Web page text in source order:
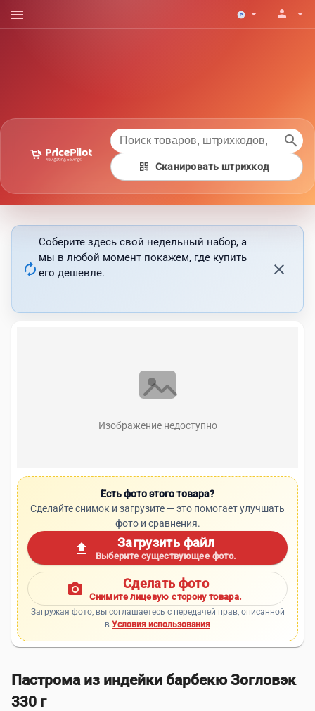
menu arrow_drop_down person arrow_drop_down
search
qr_code Сканировать штрихкод
autorenew
Соберите здесь свой недельный набор, а
мы в любой момент покажем, где купить
его дешевле.
close
Изображение недоступно
Есть фото этого товара?
Сделайте снимок и загрузите — это помогает улучшать
фото и сравнения.
upload Загрузить файл
Выберите существующее фото.
photo_camera Сделать фото
Снимите лицевую сторону товара.
Загружая фото, вы соглашаетесь с передачей прав, описанной
в Условия использования
Пастрома из индейки барбекю Зогловэк
330 г